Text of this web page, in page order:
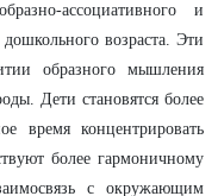
ассоциативного и
возраста. Эти
образного мышления
Дети становятся более
время концентрировать
более гармоничному
с окружающим